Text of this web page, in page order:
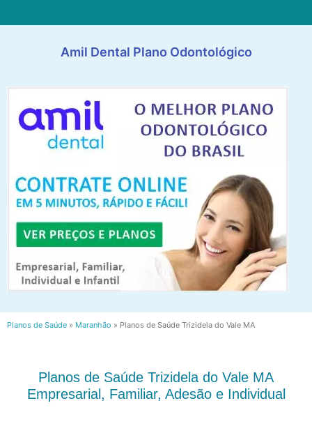
Amil Dental Plano Odontológico
Planos de Saúde » Maranhão » Planos de Saúde Trizidela do Vale MA
Planos de Saúde Trizidela do Vale MA
Empresarial, Familiar, Adesão e Individual